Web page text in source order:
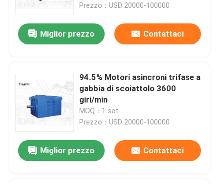
Prezzo：USD 20000-100000
Miglior prezzo Contattaci
94.5% Motori asincroni trifase a
gabbia di scoiattolo 3600
giri/min
MOQ：1 set
Prezzo：USD 20000-100000
Miglior prezzo Contattaci